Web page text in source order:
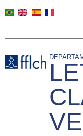
au